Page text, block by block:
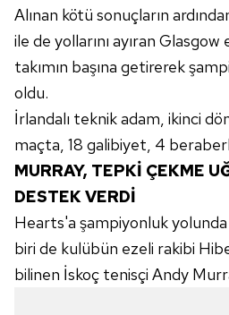
kullanılmaktadır. Diğer çerezler,
kılınması ve kişiselleştirilmesi
reklam/pazarlama faaliyetlerinin
sınırlı olarak açık rızanız
Çerezlere ilişkin tercihlerinizi
vasıtasıyla belirleyebilirsiniz.
için Ayarlar butonuna tıklayabilir,
Metnimizi ziyaret edebilirsiniz.
6698 sayılı Kişisel Verilerin
hazırlanmış Aydınlatma
ilgili mevzuata uygun olarak
Alınan kötü sonuçların
ile de yollarını ayıran
takımın başına getirerek
oldu.
İrlandalı teknik adam, ikinci
maçta, 18 galibiyet, 4
MURRAY, TEPKİ ÇEKME
DESTEK VERDİ
Hearts'a şampiyonluk
biri de kulübün ezeli rakibi
bilinen İskoç tenisçi Andy